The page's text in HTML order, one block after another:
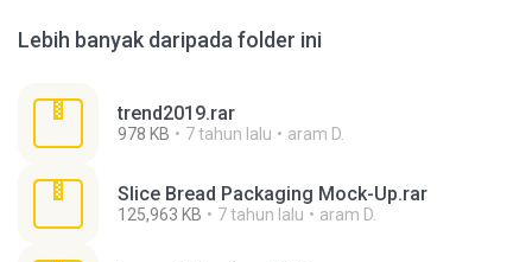
Lebih banyak daripada folder ini
trend2019.rar
978 KB 7 tahun lalu aram D.
Slice Bread Packaging Mock-Up.rar
125,963 KB 7 tahun lalu aram D.